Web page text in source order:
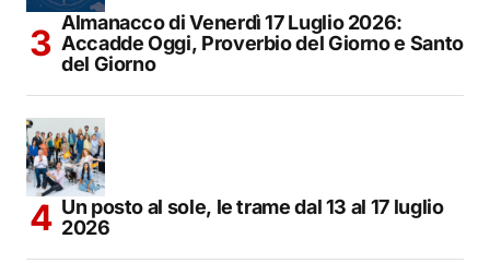
Almanacco di Venerdì 17 Luglio 2026:
Accadde Oggi, Proverbio del Giorno e Santo
del Giorno
Un posto al sole, le trame dal 13 al 17 luglio
2026